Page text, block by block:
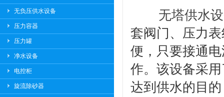
无负压供水设备
压力容器
压力罐
净水设备
电控柜
旋流除砂器
无塔供水
套阀门、压力
便，只要接通
作。该设备采
达到供水的目